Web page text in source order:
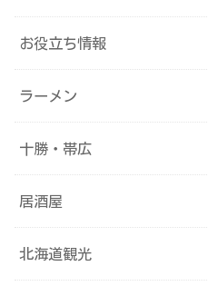
お役立ち情報
ラーメン
十勝・帯広
居酒屋
北海道観光